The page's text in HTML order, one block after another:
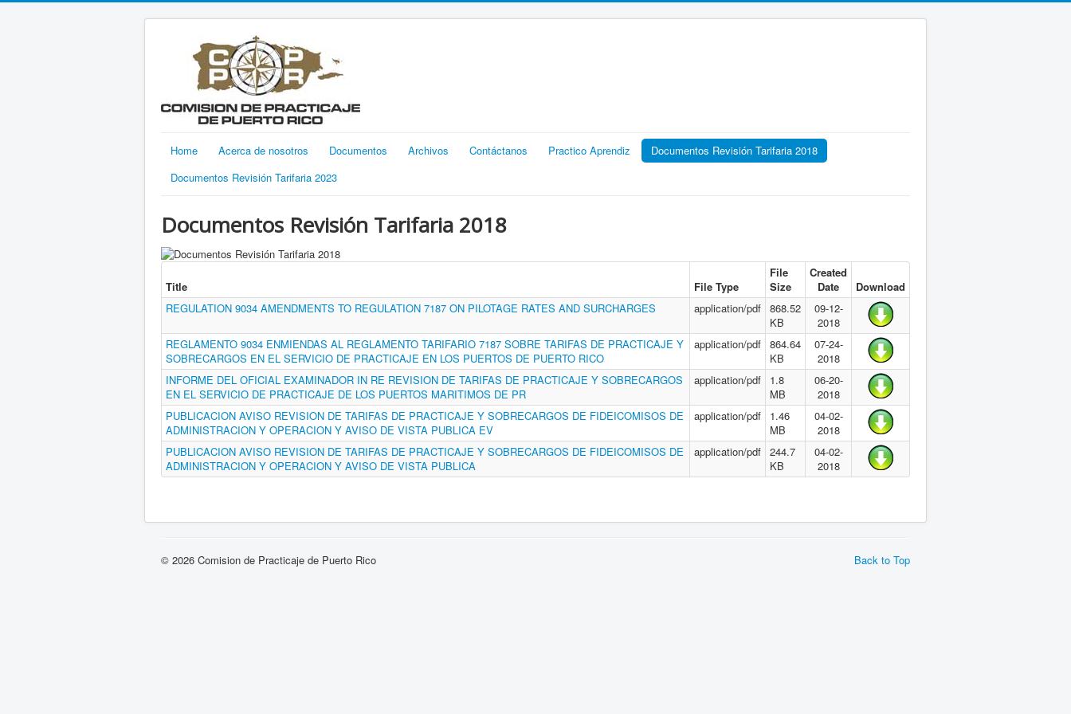
Home Acerca de nosotros Documentos Archivos Contáctanos Practico Aprendiz
Documentos Revisión Tarifaria 2018
Documentos Revisión Tarifaria 2023
Documentos Revisión Tarifaria 2018
Title File Type
File
Size
Created
Date
Download
REGULATION 9034 AMENDMENTS TO REGULATION 7187 ON PILOTAGE RATES AND SURCHARGES
application/pdf 868.52
KB
09-12-
2018
REGLAMENTO 9034 ENMIENDAS AL REGLAMENTO TARIFARIO 7187 SOBRE TARIFAS DE PRACTICAJE Y
SOBRECARGOS EN EL SERVICIO DE PRACTICAJE EN LOS PUERTOS DE PUERTO RICO
application/pdf 864.64
KB
07-24-
2018
INFORME DEL OFICIAL EXAMINADOR IN RE REVISION DE TARIFAS DE PRACTICAJE Y SOBRECARGOS
EN EL SERVICIO DE PRACTICAJE DE LOS PUERTOS MARITIMOS DE PR
application/pdf
1.8
MB
06-20-
2018
PUBLICACION AVISO REVISION DE TARIFAS DE PRACTICAJE Y SOBRECARGOS DE FIDEICOMISOS DE
ADMINISTRACION Y OPERACION Y AVISO DE VISTA PUBLICA EV
application/pdf
1.46
MB
04-02-
2018
PUBLICACION AVISO REVISION DE TARIFAS DE PRACTICAJE Y SOBRECARGOS DE FIDEICOMISOS DE
ADMINISTRACION Y OPERACION Y AVISO DE VISTA PUBLICA
application/pdf 244.7
KB
04-02-
2018
Back to Top
© 2026 Comision de Practicaje de Puerto Rico